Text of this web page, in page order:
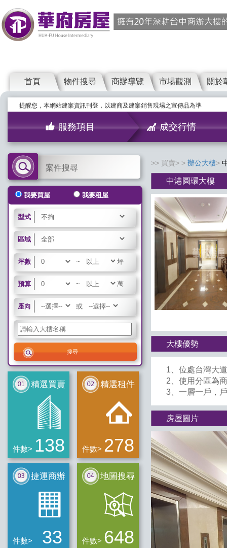
首頁 物件搜尋 商辦導覽 市場觀測 關於
提醒您，本網站建案資訊刊登，以建商及建案銷售現場之宣傳品為準
服務項目 成交行情
案件搜尋
我要買屋 我要租屋
型式
區域
坪數 ~ 坪
預算 ~ 萬
座向 或
精選買賣
件數> 138
精選租件
件數> 278
捷運商辦
件數> 33
地圖搜尋
件數> 648
買賣> 辦公大樓
中港圓環大樓
大樓優勢
1、位處台灣大
2、使用分區為
3、一層一戶，
房屋圖片